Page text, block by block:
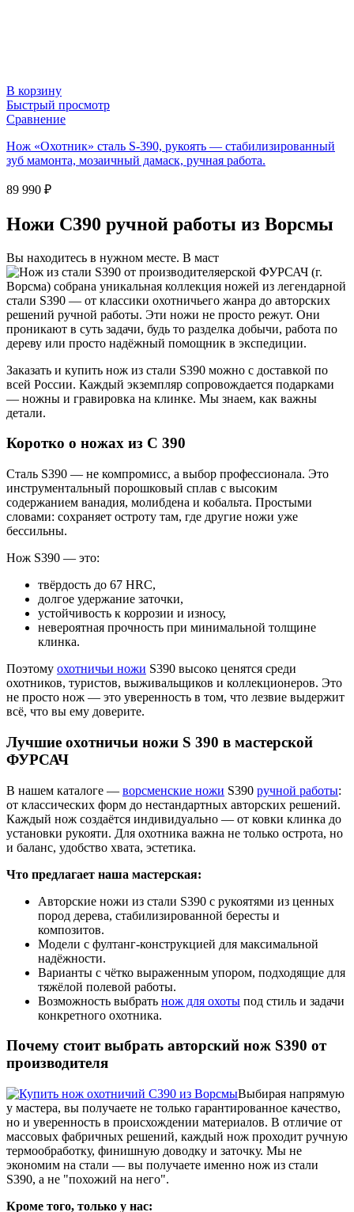
В корзину
Быстрый просмотр
Сравнение
Нож «Охотник» сталь S-390, рукоять — стабилизированный
зуб мамонта, мозаичный дамаск, ручная работа.
89 990 ₽
Ножи С390 ручной работы из Ворсмы
Вы находитесь в нужном месте. В маст
ерской ФУРСАЧ (г.
Ворсма) собрана уникальная коллекция ножей из легендарной
стали S390 — от классики охотничьего жанра до авторских
решений ручной работы. Эти ножи не просто режут. Они
проникают в суть задачи, будь то разделка добычи, работа по
дереву или просто надёжный помощник в экспедиции.
Заказать и купить нож из стали S390 можно с доставкой по
всей России. Каждый экземпляр сопровождается подарками
— ножны и гравировка на клинке. Мы знаем, как важны
детали.
Коротко о ножах из С 390
Сталь S390 — не компромисс, а выбор профессионала. Это
инструментальный порошковый сплав с высоким
содержанием ванадия, молибдена и кобальта. Простыми
словами: сохраняет остроту там, где другие ножи уже
бессильны.
Нож S390 — это:
твёрдость до 67 HRC,
долгое удержание заточки,
устойчивость к коррозии и износу,
невероятная прочность при минимальной толщине
клинка.
Поэтому охотничьи ножи S390 высоко ценятся среди
охотников, туристов, выживальщиков и коллекционеров. Это
не просто нож — это уверенность в том, что лезвие выдержит
всё, что вы ему доверите.
Лучшие охотничьи ножи S 390 в мастерской
ФУРСАЧ
В нашем каталоге — ворсменские ножи S390 ручной работы:
от классических форм до нестандартных авторских решений.
Каждый нож создаётся индивидуально — от ковки клинка до
установки рукояти. Для охотника важна не только острота, но
и баланс, удобство хвата, эстетика.
Что предлагает наша мастерская:
Авторские ножи из стали S390 с рукоятями из ценных
пород дерева, стабилизированной бересты и
композитов.
Модели с фултанг-конструкцией для максимальной
надёжности.
Варианты с чётко выраженным упором, подходящие для
тяжёлой полевой работы.
Возможность выбрать нож для охоты под стиль и задачи
конкретного охотника.
Почему стоит выбрать авторский нож S390 от
производителя
Выбирая напрямую
у мастера, вы получаете не только гарантированное качество,
но и уверенность в происхождении материалов. В отличие от
массовых фабричных решений, каждый нож проходит ручную
термообработку, финишную доводку и заточку. Мы не
экономим на стали — вы получаете именно нож из стали
S390, а не "похожий на него".
Кроме того, только у нас: